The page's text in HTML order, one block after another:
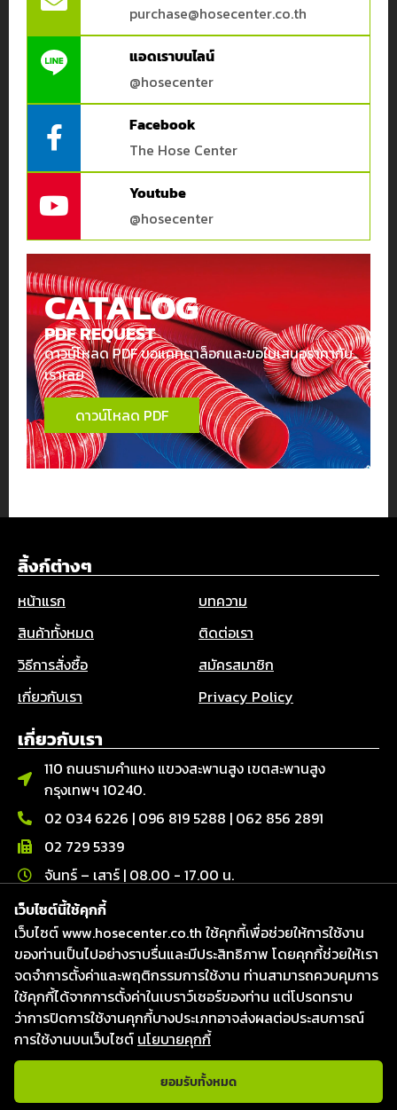
purchase@hosecenter.co.th
แอดเราบนไลน์
@hosecenter
Facebook
The Hose Center
Youtube
@hosecenter
CATALOG
PDF REQUEST
ดาวน์โหลด PDF ขอแคทตาล็อกและขอใบเสนอราคากับ
เราเลย
ดาวน์โหลด PDF
ลิ้งก์ต่างๆ
หน้าแรก
บทความ
สินค้าทั้งหมด
ติดต่อเรา
วิธีการสั่งซื้อ
สมัครสมาชิก
เกี่ยวกับเรา
Privacy Policy
เกี่ยวกับเรา
110 ถนนรามคำแหง แขวงสะพานสูง เขตสะพานสูง
กรุงเทพฯ 10240.
02 034 6226 | 096 819 5288 | 062 856 2891
02 729 5339
จันทร์ – เสาร์ | 08.00 - 17.00 น.
ติดต่อเรา
Line : @hosecenter
Hose Center ศูนย์รวมท่อ สายยาง และข้อต่อ
Hose Center ศูนย์รวมท่อ สายยาง และข้อต่อ
Hosecenter
เว็บไซต์นี้ใช้คุกกี้
เว็บไซต์ www.hosecenter.co.th ใช้คุกกี้เพื่อช่วยให้การใช้งาน
ของท่านเป็นไปอย่างราบรื่นและมีประสิทธิภาพ โดยคุกกี้ช่วยให้เรา
จดจำการตั้งค่าและพฤติกรรมการใช้งาน ท่านสามารถควบคุมการ
ใช้คุกกี้ได้จากการตั้งค่าในเบราว์เซอร์ของท่าน แต่โปรดทราบ
ว่าการปิดการใช้งานคุกกี้บางประเภทอาจส่งผลต่อประสบการณ์
การใช้งานบนเว็บไซต์ นโยบายคุกกี้
ยอมรับทั้งหมด